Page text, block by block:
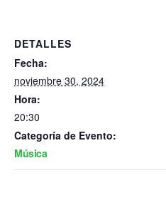
DETALLES
Fecha:
noviembre 30, 2024
Hora:
20:30
Categoría de Evento:
Música